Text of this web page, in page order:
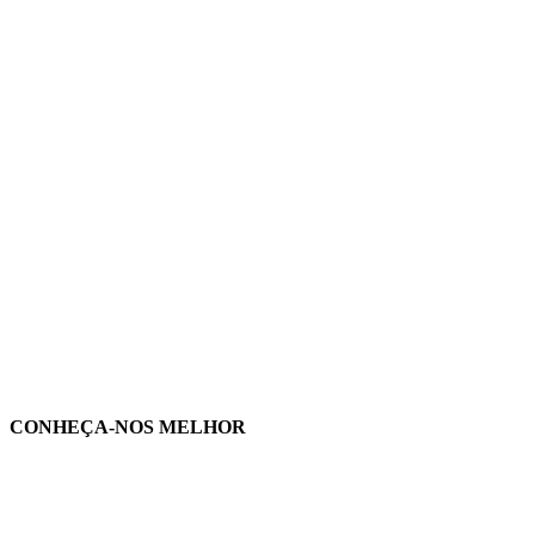
CONHEÇA-NOS MELHOR